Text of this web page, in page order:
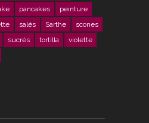
pancakes
peinture
salés Sarthe
scones
sucrés tortilla
violette